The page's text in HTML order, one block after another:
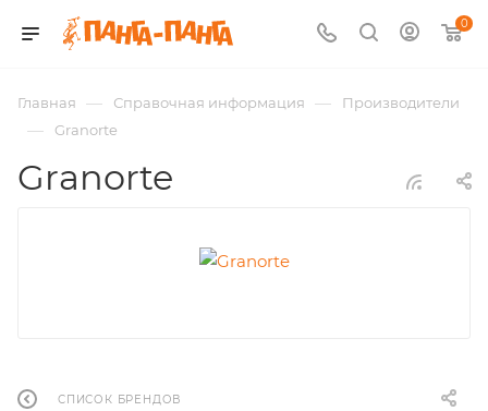
0
Главная — Справочная информация — Производители
— Granorte
Granorte
СПИСОК БРЕНДОВ